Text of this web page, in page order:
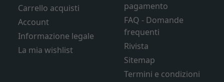
Carrello acquisti
Account
Informazione legale
La mia wishlist
pagamento
FAQ - Domande
frequenti
Rivista
Sitemap
Termini e condizioni